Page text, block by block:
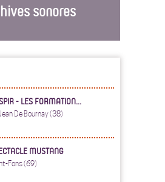
sonores
- LES FORMATION...
De Bournay (38)
MUSTANG
Fons (69)